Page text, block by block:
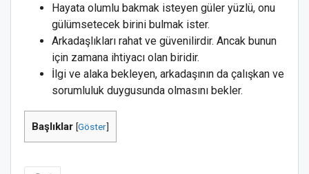
Hayata olumlu bakmak isteyen güler yüzlü, onu
gülümsetecek birini bulmak ister.
Arkadaşlıkları rahat ve güvenilirdir. Ancak bunun
için zamana ihtiyacı olan biridir.
İlgi ve alaka bekleyen, arkadaşının da çalışkan ve
sorumluluk duygusunda olmasını bekler.
Başlıklar [Göster]